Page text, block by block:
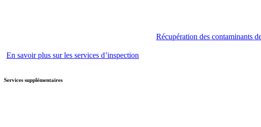
Récupération des contaminants
En savoir plus sur les services d’inspection
Services supplémentaires